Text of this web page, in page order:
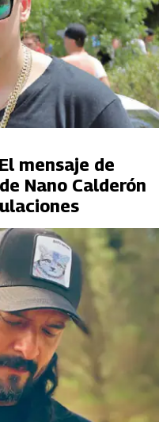
mensaje de
Nano Calderón